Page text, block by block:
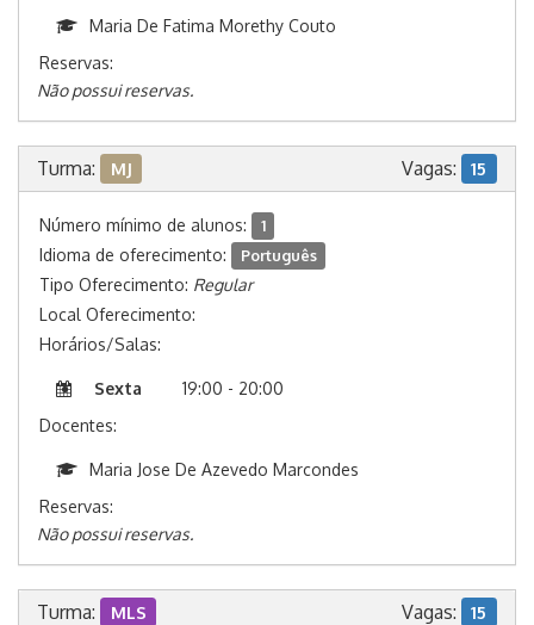
Maria De Fatima Morethy Couto
Reservas:
Não possui reservas.
Turma: MJ Vagas: 15
Número mínimo de alunos: 1
Idioma de oferecimento: Português
Tipo Oferecimento: Regular
Local Oferecimento:
Horários/Salas:
Sexta
19:00 - 20:00
Docentes:
Maria Jose De Azevedo Marcondes
Reservas:
Não possui reservas.
Turma: MLS Vagas: 15